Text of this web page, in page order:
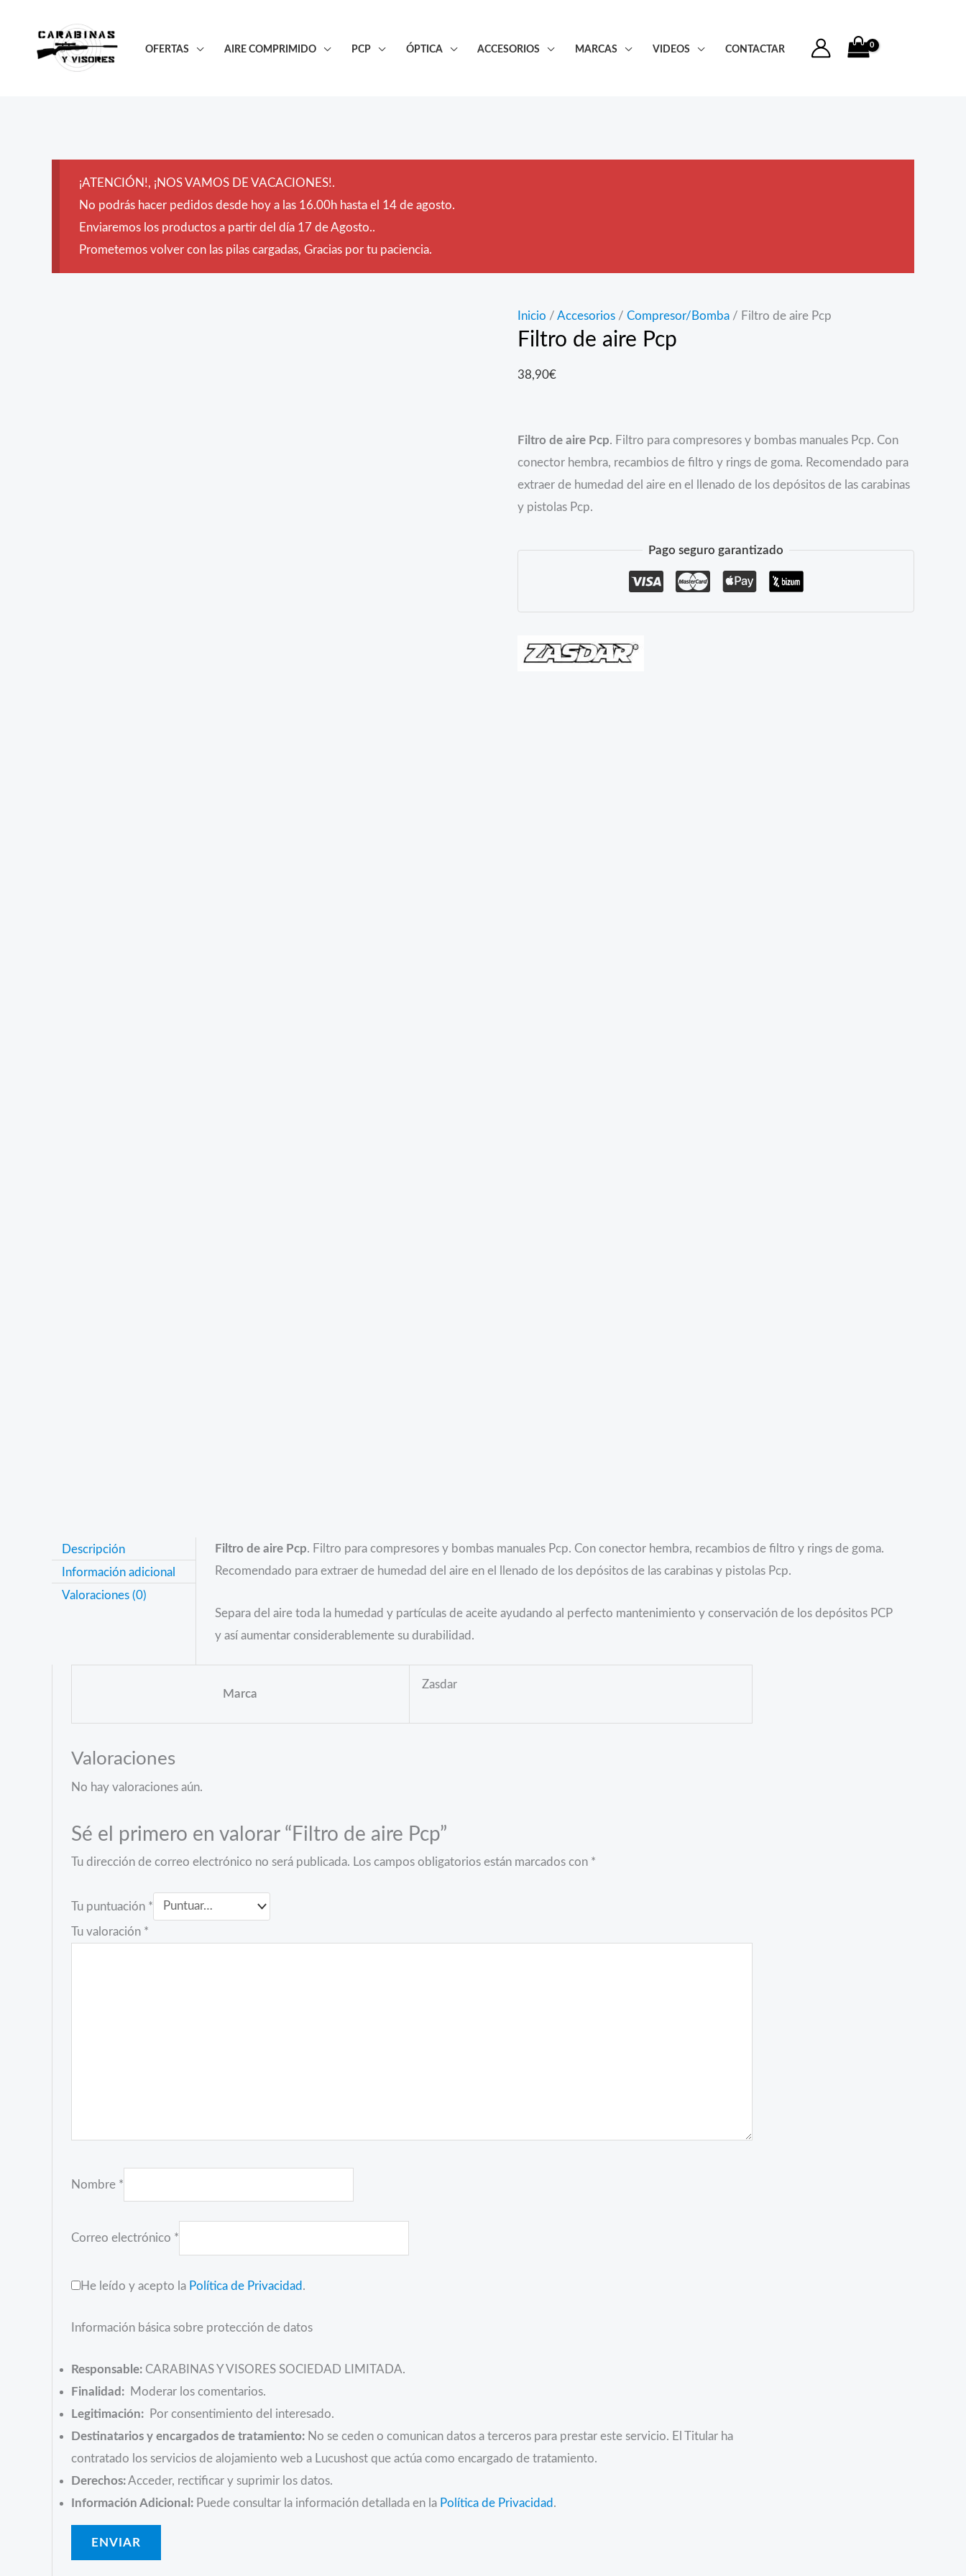
contenido
OFERTAS AIRE COMPRIMIDO PCP ÓPTICA ACCESORIOS MARCAS VIDEOS CONTACTAR
¡ATENCIÓN!, ¡NOS VAMOS DE VACACIONES!.
No podrás hacer pedidos desde hoy a las 16.00h hasta el 14 de agosto.
Enviaremos los productos a partir del día 17 de Agosto..
Prometemos volver con las pilas cargadas, Gracias por tu paciencia.
Inicio / Accesorios / Compresor/Bomba / Filtro de aire Pcp
Filtro de aire Pcp
38,90€
Filtro de aire Pcp. Filtro para compresores y bombas manuales Pcp. Con
conector hembra, recambios de filtro y rings de goma. Recomendado para
extraer de humedad del aire en el llenado de los depósitos de las carabinas
y pistolas Pcp.
Pago seguro garantizado
Descripción
Información adicional
Valoraciones (0)
Filtro de aire Pcp. Filtro para compresores y bombas manuales Pcp. Con conector hembra, recambios de filtro y rings de goma.
Recomendado para extraer de humedad del aire en el llenado de los depósitos de las carabinas y pistolas Pcp.
Separa del aire toda la humedad y partículas de aceite ayudando al perfecto mantenimiento y conservación de los depósitos PCP
y así aumentar considerablemente su durabilidad.
Marca
Zasdar
Valoraciones
No hay valoraciones aún.
Sé el primero en valorar “Filtro de aire Pcp”
Tu dirección de correo electrónico no será publicada. Los campos obligatorios están marcados con *
Tu puntuación *
Tu valoración *
Nombre *
Correo electrónico *
He leído y acepto la Política de Privacidad .
Información básica sobre protección de datos
Responsable:CARABINAS Y VISORES SOCIEDAD LIMITADA.
Finalidad:Moderar los comentarios.
Legitimación:Por consentimiento del interesado.
Destinatarios y encargados de tratamiento:No se ceden o comunican datos a terceros para prestar este servicio. El Titular ha
contratado los servicios de alojamiento web a Lucushost que actúa como encargado de tratamiento.
Derechos:Acceder, rectificar y suprimir los datos.
Información Adicional:Puede consultar la información detallada en la Política de Privacidad .